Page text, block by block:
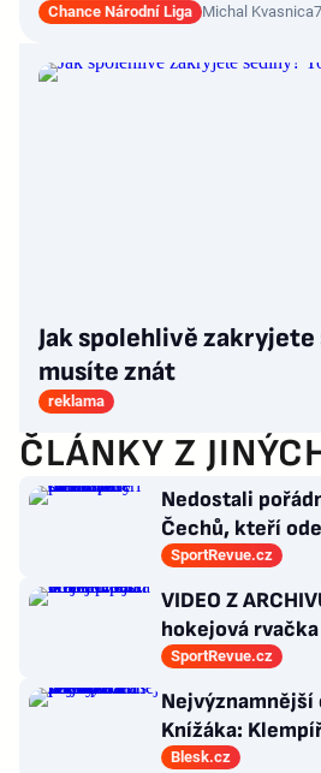
Chance Národní Liga Michal Kvasnica
Jak spolehlivě zakryjete
musíte znát
reklama
ČLÁNKY Z
Nedostali
Čechů, kteří
maximálně dva
SportRevue.cz
VIDEO Z
hokejová
Nepadla v ní ani
SportRevue.cz
Knížáka:
Klaus vzýval
Blesk.cz